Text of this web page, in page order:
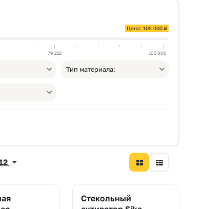
Цена: 105 000 ₽
79 322 105 000
Тип материала:
Стекольный